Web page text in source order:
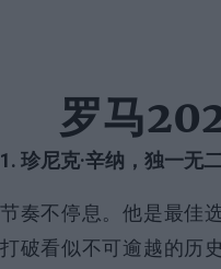
罗马
1. 珍尼克·辛纳，独一无
节奏不停息。他是最佳
打破看似不可逾越的历